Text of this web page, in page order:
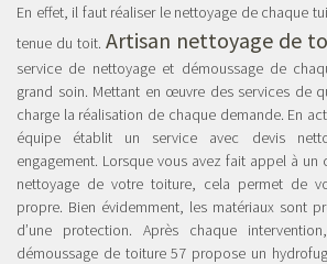
En effet, il faut réaliser le nettoyage de chaque
tenue du toit. Artisan nettoyage de
service de nettoyage et démoussage de
grand soin. Mettant en œuvre des services de
charge la réalisation de chaque demande. En
équipe établit un service avec devis
engagement. Lorsque vous avez fait appel à un
nettoyage de votre toiture, cela permet de
propre. Bien évidemment, les matériaux sont
d’une protection. Après chaque
démoussage de toiture 57 propose un